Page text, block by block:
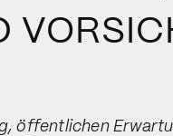
öffentlichen